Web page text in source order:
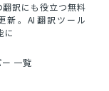
訳にも役立つ無料
新。AI翻訳ツール
に
一覧